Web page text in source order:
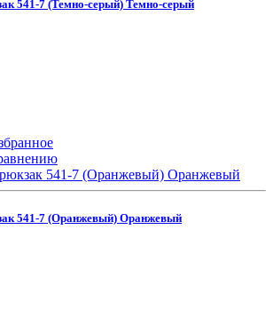
541-7 (Темно-серый) Темно-серый
541-7 (Оранжевый) Оранжевый